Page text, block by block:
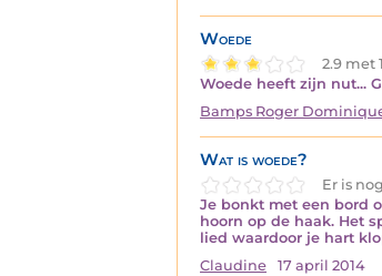
Woede
2.9 met
Woede heeft zijn nut...
Bamps Roger
Wat is woede?
Er is
Je bonkt met een bord
hoorn op de haak. Het
lied waardoor je hart
Claudine
17 april 2014